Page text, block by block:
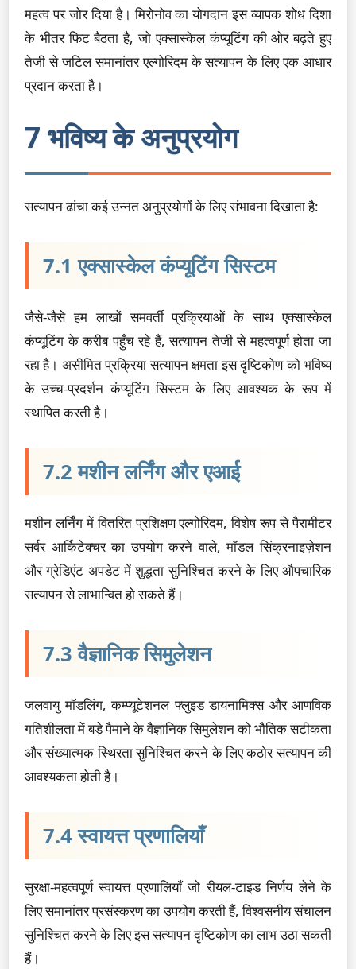
महत्व पर जोर दिया है। मिरोनोव का योगदान इस व्यापक शोध दिशा
के भीतर फिट बैठता है, जो एक्सास्केल कंप्यूटिंग की ओर बढ़ते हुए
तेजी से जटिल समानांतर एल्गोरिदम के सत्यापन के लिए एक आधार
प्रदान करता है।
7 भविष्य के अनुप्रयोग
सत्यापन ढांचा कई उन्नत अनुप्रयोगों के लिए संभावना दिखाता है:
7.1 एक्सास्केल कंप्यूटिंग सिस्टम
जैसे-जैसे हम लाखों समवर्ती प्रक्रियाओं के साथ एक्सास्केल
कंप्यूटिंग के करीब पहुँच रहे हैं, सत्यापन तेजी से महत्वपूर्ण होता जा
रहा है। असीमित प्रक्रिया सत्यापन क्षमता इस दृष्टिकोण को भविष्य
के उच्च-प्रदर्शन कंप्यूटिंग सिस्टम के लिए आवश्यक के रूप में
स्थापित करती है।
7.2 मशीन लर्निंग और एआई
मशीन लर्निंग में वितरित प्रशिक्षण एल्गोरिदम, विशेष रूप से पैरामीटर
सर्वर आर्किटेक्चर का उपयोग करने वाले, मॉडल सिंक्रनाइज़ेशन
और ग्रेडिएंट अपडेट में शुद्धता सुनिश्चित करने के लिए औपचारिक
सत्यापन से लाभान्वित हो सकते हैं।
7.3 वैज्ञानिक सिमुलेशन
जलवायु मॉडलिंग, कम्प्यूटेशनल फ्लुइड डायनामिक्स और आणविक
गतिशीलता में बड़े पैमाने के वैज्ञानिक सिमुलेशन को भौतिक सटीकता
और संख्यात्मक स्थिरता सुनिश्चित करने के लिए कठोर सत्यापन की
आवश्यकता होती है।
7.4 स्वायत्त प्रणालियाँ
सुरक्षा-महत्वपूर्ण स्वायत्त प्रणालियाँ जो रीयल-टाइड निर्णय लेने के
लिए समानांतर प्रसंस्करण का उपयोग करती हैं, विश्वसनीय संचालन
सुनिश्चित करने के लिए इस सत्यापन दृष्टिकोण का लाभ उठा सकती
हैं।